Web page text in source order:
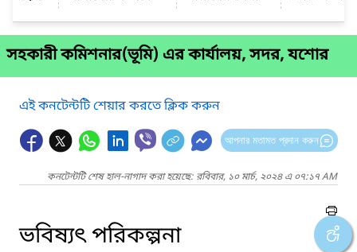
সহকারী কমিশনার(ভূমি) এর কার্যালয়, সদর, যশোর
এই কনটেন্টটি শেয়ার করতে ক্লিক করুন
আপনার মতামত প্রদান করুন
কনটেন্টটি শেষ হাল-নাগাদ করা হয়েছে: রবিবার, ১০ মার্চ, ২০২৪ এ ০৭:১৭ AM
ভবিষ্যৎ পরিকল্পনা